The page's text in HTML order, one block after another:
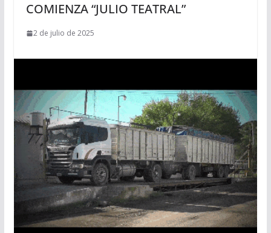
COMIENZA “JULIO TEATRAL”
2 de julio de 2025